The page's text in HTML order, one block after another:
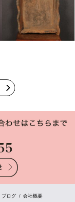
ブログ 会社概要